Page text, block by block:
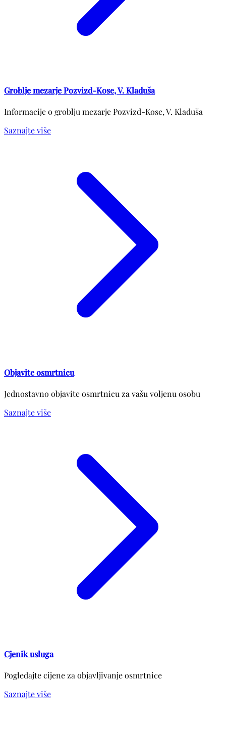
Groblje mezarje Pozvizd-Kose, V. Kladuša
Informacije o groblju mezarje Pozvizd-Kose, V. Kladuša
Saznajte više
Objavite osmrtnicu
Jednostavno objavite osmrtnicu za vašu voljenu osobu
Saznajte više
Cjenik usluga
Pogledajte cijene za objavljivanje osmrtnice
Saznajte više